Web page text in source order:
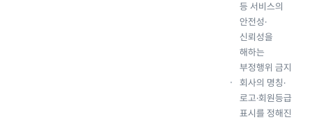
등 서비스의
안전성·
신뢰성을
해하는
부정행위 금지
회사의 명칭·
로고·회원등급
표시를 정해진